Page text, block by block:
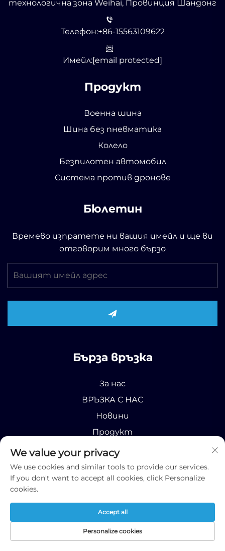
технологична зона Weihai, Провинция Шандонг
Телефон:+86-15563109622
Имейл:[email protected]
Продукт
Военна шина
Шина без пневматика
Колело
Безпилотен автомобил
Система против дронове
Бюлетин
Времево изпратете ни вашия имейл и ще ви
отговорим много бързо
Бърза връзка
За нас
ВРЪЗКА С НАС
Новини
Продукт
поверителност
КОНТАКТ Новини
We value your privacy
We use cookies and similar tools to provide our services.
If you don't want to accept all cookies, click Personalize
cookies.
Personalize cookies
Accept all